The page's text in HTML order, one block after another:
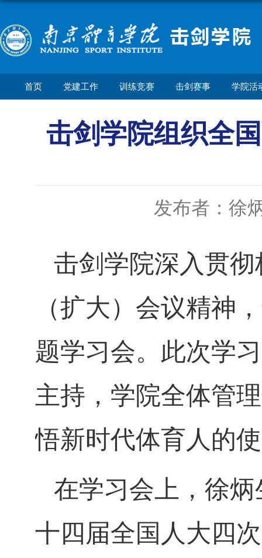
首页 党建工作 训练竞赛 击剑赛事 学院活
击剑学院组织全
发布者：徐
击剑学院深入贯
（扩大）会议精神
题学习会。此次学
主持，学院全体管
悟新时代体育人的
在学习会上，徐
十四届全国人大四